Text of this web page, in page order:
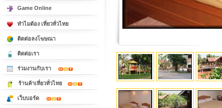
Game Online
ทำไมต้อง เที่ยวทั่วไทย
ติดต่อลงโฆษณา
ติดต่อเรา
ร่วมงานกับเรา
ร้านค้าเที่ยวทั่วไทย
เว็บบอร์ด